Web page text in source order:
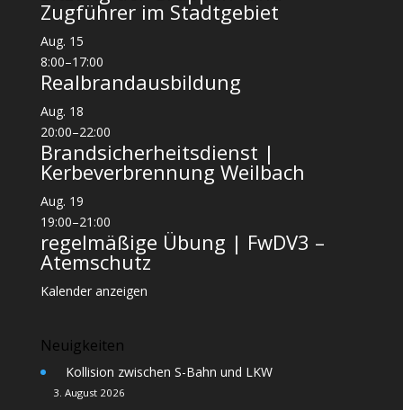
Zugführer im Stadtgebiet
Aug. 15
8:00–17:00
Realbrandausbildung
Aug. 18
20:00–22:00
Brandsicherheitsdienst |
Kerbeverbrennung Weilbach
Aug. 19
19:00–21:00
regelmäßige Übung | FwDV3 –
Atemschutz
Kalender anzeigen
Neuigkeiten
Kollision zwischen S-Bahn und LKW
3. August 2026